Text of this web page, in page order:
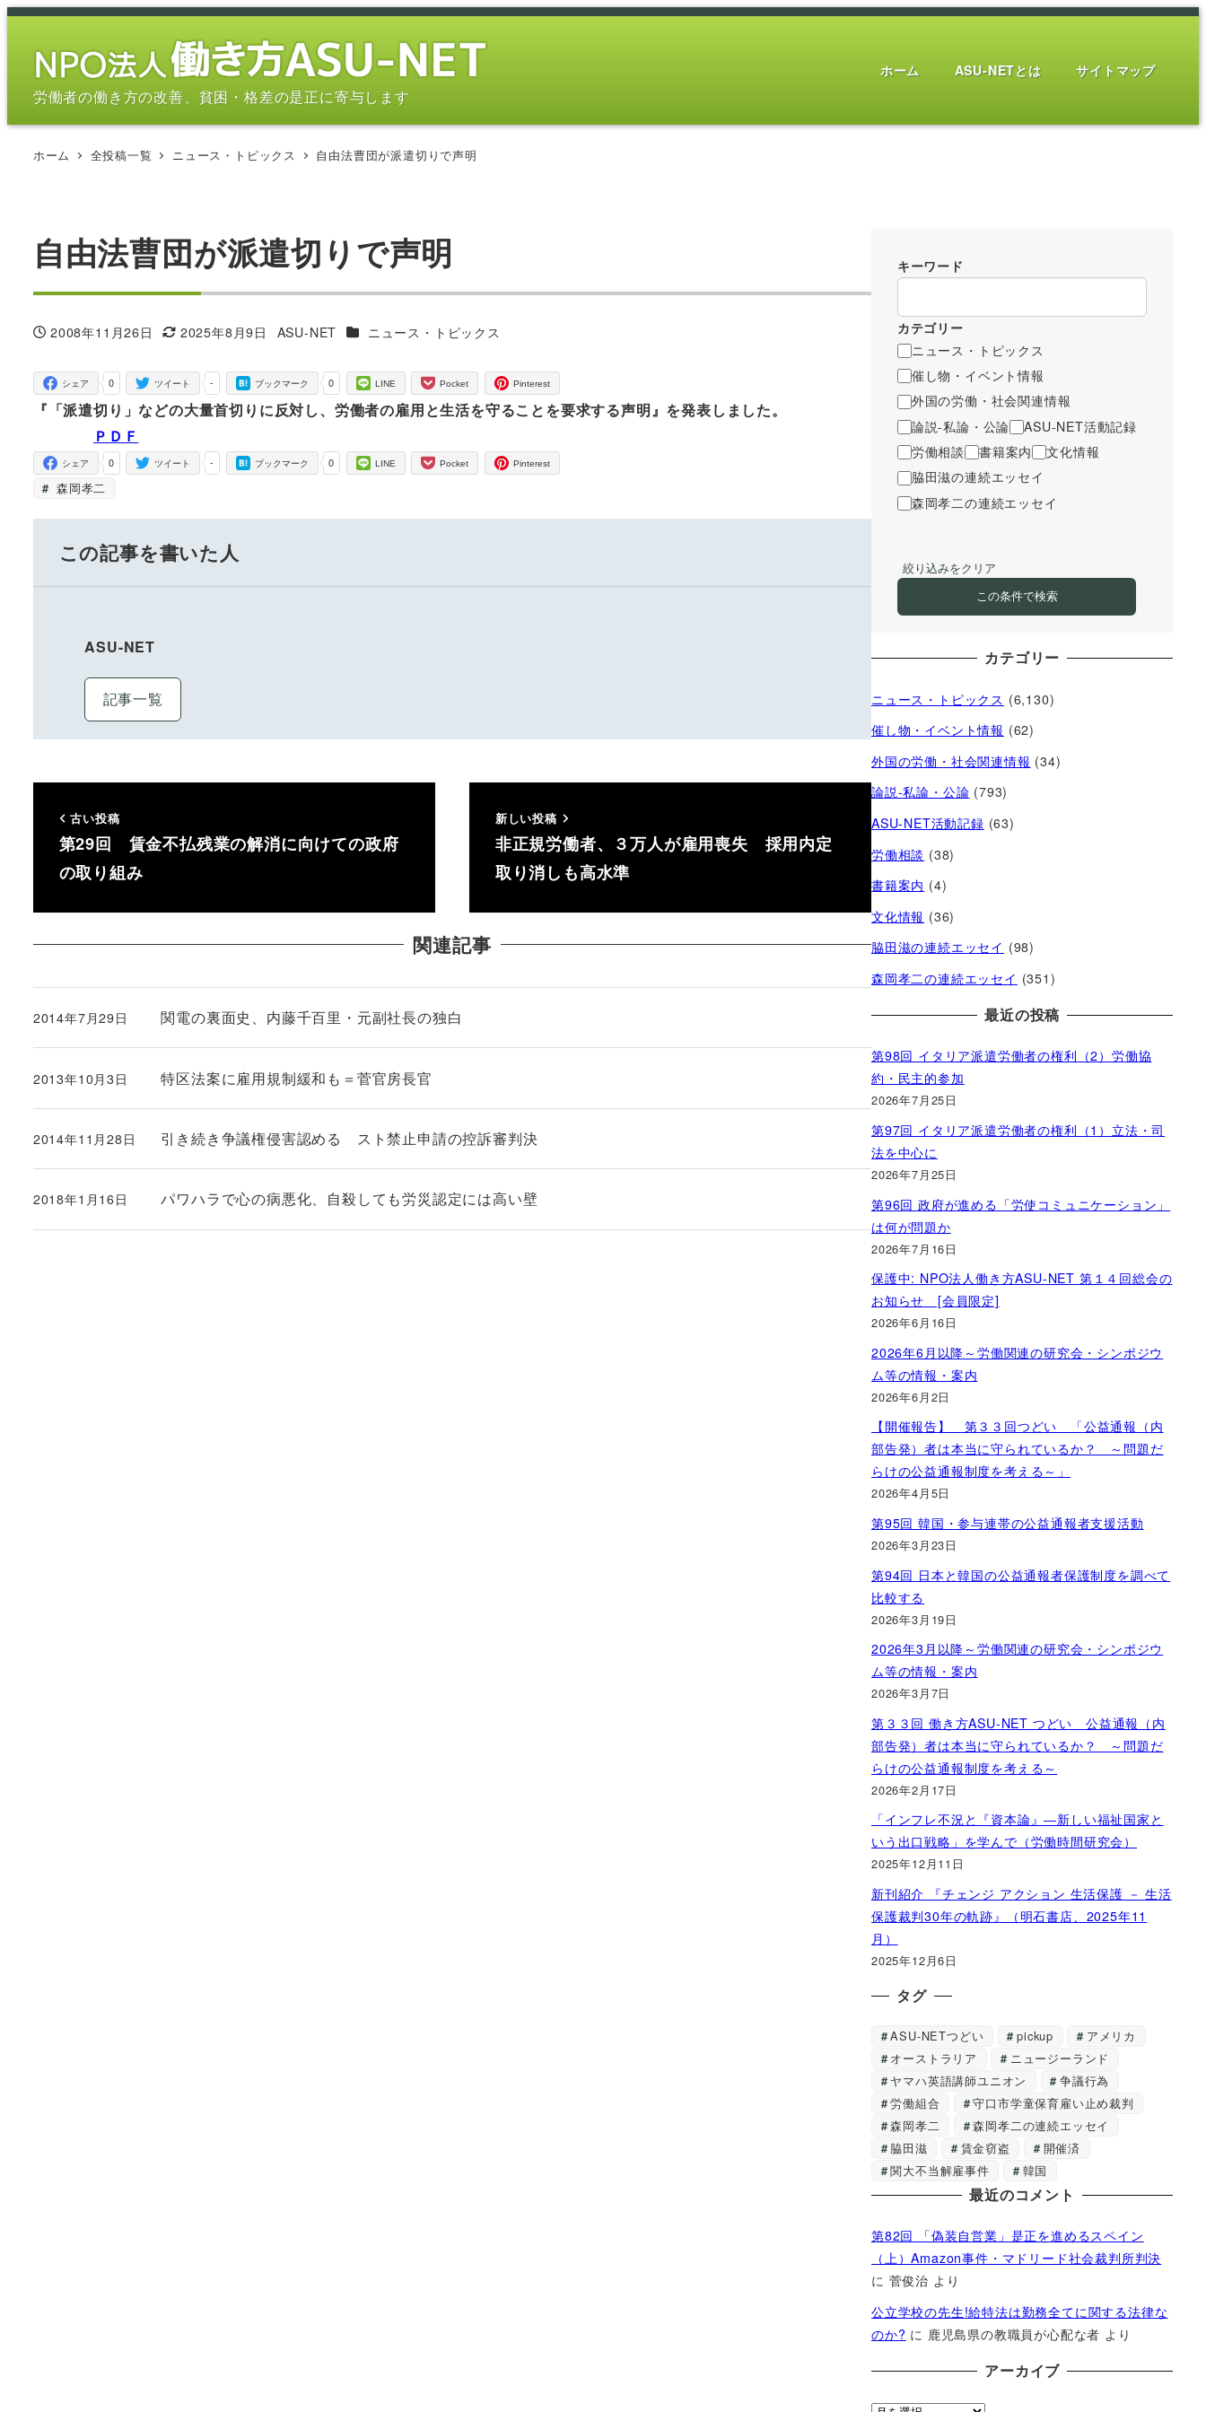
メ
労働者の働き方の改善、貧困・格差の是正に寄与します
ホーム ASU-NETとは サイトマップ
ホーム 全投稿一覧 ニュース・トピックス 自由法曹団が派遣切りで声明
自由法曹団が派遣切りで声明
投稿日
2008年11月26日
更新日
2025年8月9日
著
ASU-NET カテゴリー
ニュース・トピックス
0
シェア -
ツイート 0
ブックマーク LINE Pocket Pinterest
『「派遣切り」などの大量首切りに反対し、労働者の雇用と生活を守ることを要求する声明』を発表しました。
ＰＤＦ
0
シェア -
ツイート 0
ブックマーク LINE Pocket Pinterest
森岡孝二
この記事を書いた人
ASU-NET
記事一覧
古い投稿
第29回 賃金不払残業の解消に向けての政府
の取り組み
新しい投稿
非正規労働者、３万人が雇用喪失 採用内定
取り消しも高水準
関連記事
関電の裏面史、内藤千百里・元副社長の独白
投稿日
2014年7月29日
特区法案に雇用規制緩和も＝菅官房長官
投稿日
2013年10月3日
引き続き争議権侵害認める スト禁止申請の控訴審判決
投稿日
2014年11月28日
パワハラで心の病悪化、自殺しても労災認定には高い壁
投稿日
2018年1月16日
キーワード
カテゴリー
ニュース・トピックス
催し物・イベント情報
外国の労働・社会関連情報
論説-私論・公論
ASU-NET活動記録
労働相談
書籍案内
文化情報
脇田滋の連続エッセイ
森岡孝二の連続エッセイ
絞り込みをクリア
この条件で検索
カテゴリー
ニュース・トピックス (6,130)
催し物・イベント情報 (62)
外国の労働・社会関連情報 (34)
論説-私論・公論 (793)
ASU-NET活動記録 (63)
労働相談 (38)
書籍案内 (4)
文化情報 (36)
脇田滋の連続エッセイ (98)
森岡孝二の連続エッセイ (351)
最近の投稿
第98回 イタリア派遣労働者の権利（2）労働協
約・民主的参加
2026年7月25日
第97回 イタリア派遣労働者の権利（1）立法・司
法を中心に
2026年7月25日
第96回 政府が進める「労使コミュニケーション」
は何が問題か
2026年7月16日
保護中: NPO法人働き方ASU-NET 第１４回総会の
お知らせ [会員限定]
2026年6月16日
2026年6月以降～労働関連の研究会・シンポジウ
ム等の情報・案内
2026年6月2日
【開催報告】 第３３回つどい 「公益通報（内
部告発）者は本当に守られているか？ ～問題だ
らけの公益通報制度を考える～」
2026年4月5日
第95回 韓国・参与連帯の公益通報者支援活動
2026年3月23日
第94回 日本と韓国の公益通報者保護制度を調べて
比較する
2026年3月19日
2026年3月以降～労働関連の研究会・シンポジウ
ム等の情報・案内
2026年3月7日
第３３回 働き方ASU-NET つどい 公益通報（内
部告発）者は本当に守られているか？ ～問題だ
らけの公益通報制度を考える～
2026年2月17日
「インフレ不況と『資本論』―新しい福祉国家と
いう出口戦略」を学んで（労働時間研究会）
2025年12月11日
新刊紹介 『チェンジ アクション 生活保護 － 生活
保護裁判30年の軌跡』（明石書店、2025年11
月）
2025年12月6日
タグ
ASU-NETつどい pickup
アメリカ
オーストラリア
ニュージーランド
ヤマハ英語講師ユニオン
争議行為
労働組合
守口市学童保育雇い止め裁判
森岡孝二
森岡孝二の連続エッセイ
脇田滋
賃金窃盗
開催済
関大不当解雇事件
韓国
最近のコメント
第82回 「偽装自営業」是正を進めるスペイン
（上）Amazon事件・マドリード社会裁判所判決
に 菅俊治 より
公立学校の先生!給特法は勤務全てに関する法律な
のか? に 鹿児島県の教職員が心配な者 より
アーカイブ